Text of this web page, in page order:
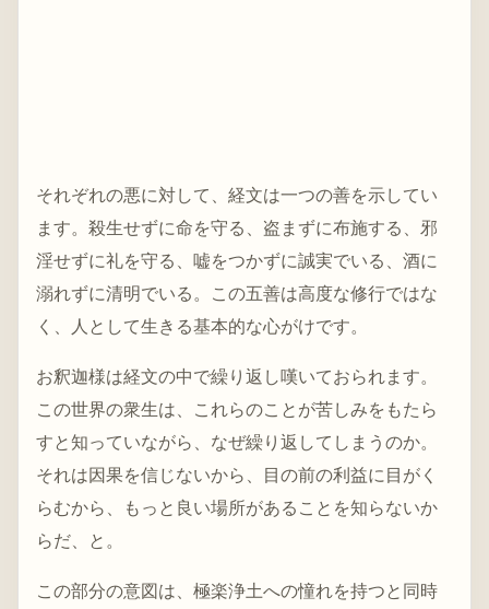
それぞれの悪に対して、経文は一つの善を示してい
ます。殺生せずに命を守る、盗まずに布施する、邪
淫せずに礼を守る、嘘をつかずに誠実でいる、酒に
溺れずに清明でいる。この五善は高度な修行ではな
く、人として生きる基本的な心がけです。
お釈迦様は経文の中で繰り返し嘆いておられます。
この世界の衆生は、これらのことが苦しみをもたら
すと知っていながら、なぜ繰り返してしまうのか。
それは因果を信じないから、目の前の利益に目がく
らむから、もっと良い場所があることを知らないか
らだ、と。
この部分の意図は、極楽浄土への憧れを持つと同時